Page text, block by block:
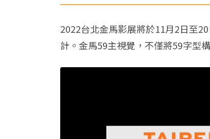
2022台北金馬影展將於11月2日至
計。金馬59主視覺，不僅將59字型